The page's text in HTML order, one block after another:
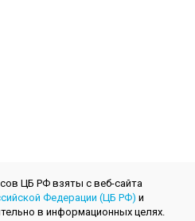
ЦБ РФ взяты с веб-сайта
Федерации (ЦБ РФ) и
в информационных целях.